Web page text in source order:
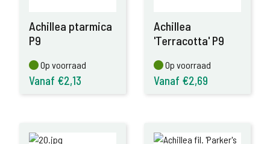
Achillea ptarmica
P9
Op voorraad
Op voorraad
Vanaf €2,13
Achillea
'Terracotta' P9
Op voorraad
Op voorraad
Vanaf €2,69